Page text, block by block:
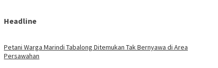
Headline
Petani Warga Marindi Tabalong Ditemukan Tak Bernyawa di Area
Persawahan